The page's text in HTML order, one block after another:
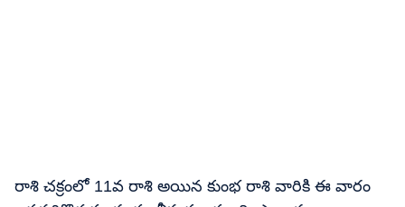
రాశి చక్రంలో 11వ రాశి అయిన కుంభ రాశి వారికి ఈ వారం